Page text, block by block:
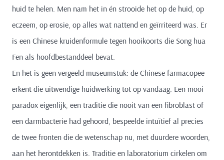
huid te helen. Men nam het in én strooide het op de huid, op
eczeem, op erosie, op alles wat nattend en geïrriteerd was. Er
is een Chinese kruidenformule tegen hooikoorts die Song hua
Fen als hoofdbestanddeel bevat.
En het is geen vergeeld museumstuk: de Chinese farmacopee
erkent die uitwendige huidwerking tot op vandaag. Een mooi
paradox eigenlijk, een traditie die nooit van een fibroblast of
een darmbacterie had gehoord, bespeelde intuïtief al precies
de twee fronten die de wetenschap nu, met duurdere woorden,
aan het herontdekken is. Traditie en laboratorium cirkelen om